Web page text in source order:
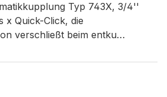
Typ 743X, 3/4''
x Quick-Click, die
verschließt beim entku…